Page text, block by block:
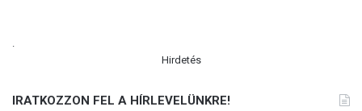
Hirdetés
IRATKOZZON FEL A HÍRLEVELÜNKRE!